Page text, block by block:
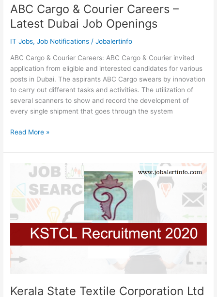
ABC Cargo & Courier Careers –
Latest Dubai Job Openings
IT Jobs,Job Notifications /Jobalertinfo
ABC Cargo & Courier Careers: ABC Cargo & Courier invited
application from eligible and interested candidates for various
posts in Dubai. The aspirants ABC Cargo swears by innovation
to carry out different tasks and activities. The utilization of
several scanners to show and record the development of
every single shipment that goes through the system
ABC
&
Courier
Careers
Latest
Job
Openings
Read More »
Kerala State Textile Corporation Ltd